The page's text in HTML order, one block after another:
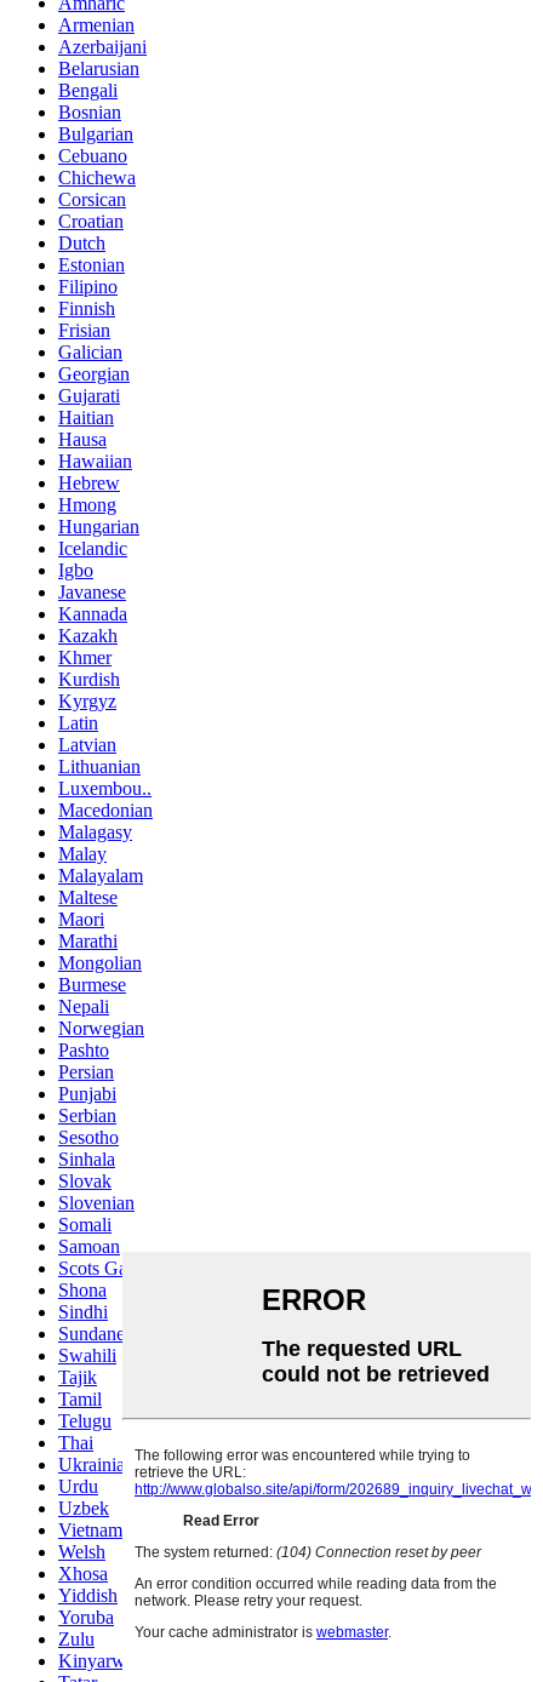
Armenian
Azerbaijani
Belarusian
Bengali
Bosnian
Bulgarian
Cebuano
Chichewa
Corsican
Croatian
Dutch
Estonian
Filipino
Finnish
Frisian
Galician
Georgian
Gujarati
Haitian
Hausa
Hawaiian
Hebrew
Hmong
Hungarian
Icelandic
Igbo
Javanese
Kannada
Kazakh
Khmer
Kurdish
Kyrgyz
Latin
Latvian
Lithuanian
Luxembou..
Macedonian
Malagasy
Malay
Malayalam
Maltese
Maori
Marathi
Mongolian
Burmese
Nepali
Norwegian
Pashto
Persian
Punjabi
Serbian
Sesotho
Sinhala
Slovak
Slovenian
Somali
Samoan
Scots Gaelic
Shona
Sindhi
Sundanese
Swahili
Tajik
Tamil
Telugu
Thai
Ukrainian
Urdu
Uzbek
Vietnamese
Welsh
Xhosa
Yiddish
Yoruba
Zulu
Kinyarwanda